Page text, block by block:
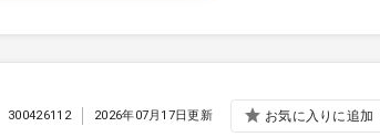
300426112 2026年07月17日更新 お気に入りに追加